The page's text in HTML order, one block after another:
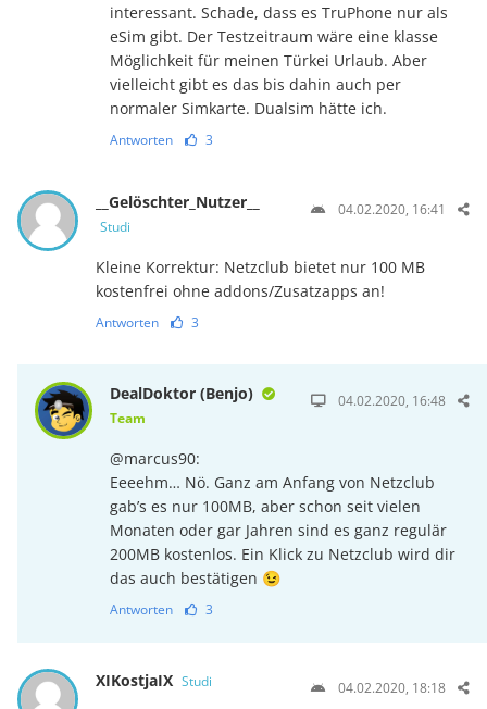
interessant. Schade, dass es TruPhone nur als
eSim gibt. Der Testzeitraum wäre eine klasse
Möglichkeit für meinen Türkei Urlaub. Aber
vielleicht gibt es das bis dahin auch per
normaler Simkarte. Dualsim hätte ich.
Antworten 3
__Gelöschter_Nutzer__
Studi
04.02.2020, 16:41
Kleine Korrektur: Netzclub bietet nur 100 MB
kostenfrei ohne addons/Zusatzapps an!
Antworten 3
DealDoktor (Benjo)
Team
04.02.2020, 16:48
@marcus90:
Eeeehm… Nö. Ganz am Anfang von Netzclub
gab’s es nur 100MB, aber schon seit vielen
Monaten oder gar Jahren sind es ganz regulär
200MB kostenlos. Ein Klick zu Netzclub wird dir
das auch bestätigen 😉
Antworten 3
XIKostjaIX Studi 04.02.2020, 18:18